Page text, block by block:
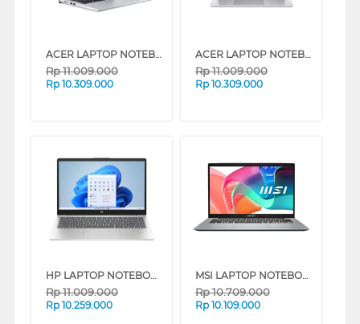
ACER LAPTOP NOTEBOOK ASPIRE GO 14 AG14-72P-52Z2 INTEL CORE 5-120U
Rp11.009.000
Rp 10.309.000
ACER LAPTOP NOTEBOOK ASPIRE LITE 15 AL15-42P-R1GJ AMD RYZEN 7-7730U
Rp11.009.000
Rp 10.309.000
HP LAPTOP NOTEBOOK 14-EP1177TU INTEL CORE 5-120U
Rp11.009.000
Rp 10.259.000
MSI LAPTOP NOTEBOOK MODERN 14 F1MG INTEL CORE 5-120U
Rp10.709.000
Rp 10.109.000